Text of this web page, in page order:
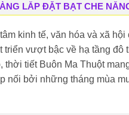
LẮP ĐẶT BẠT CHE
kinh tế, văn hóa và xã
vượt bậc về hạ tầng
thời tiết Buôn Ma Thuột
nối bởi những tháng mùa